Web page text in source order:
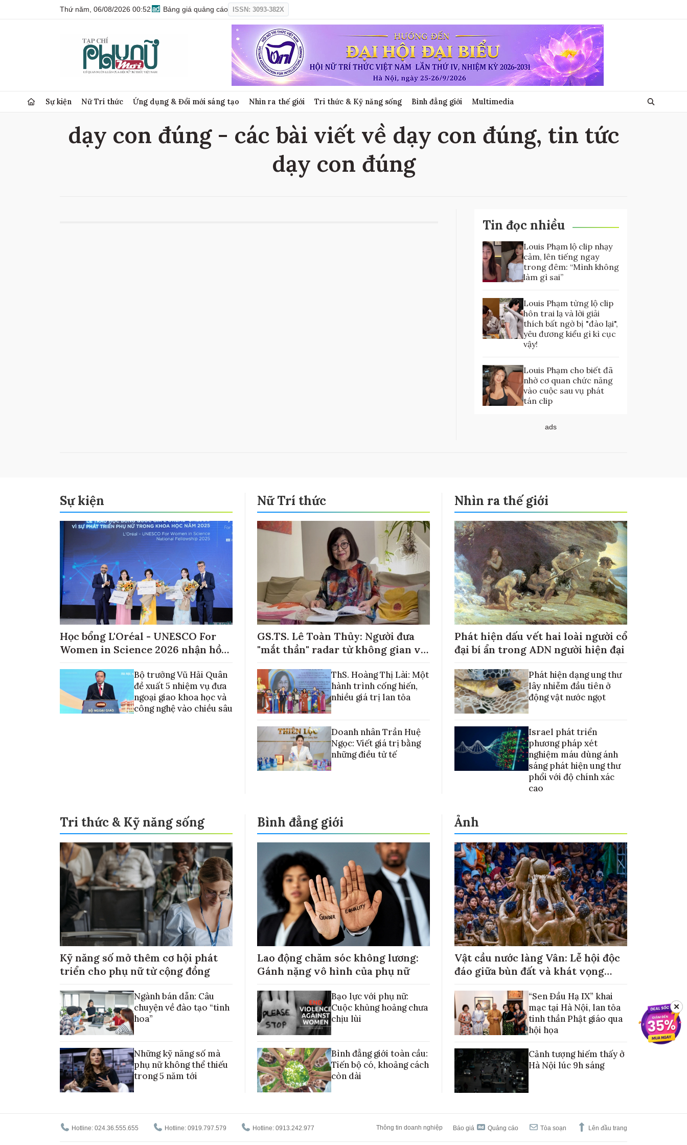
Thứ năm, 06/08/2026 00:52 Bảng giá quảng cáo ISSN: 3093-382X
Sự kiện Nữ Trí thức Ứng dụng & Đổi mới sáng tạo Nhìn ra thế giới Tri thức & Kỹ năng sống Bình đẳng giới Multimedia
dạy con đúng - các bài viết về dạy con đúng, tin tức
dạy con đúng
Tin đọc nhiều
Louis Phạm lộ clip nhạy
cảm, lên tiếng ngay
trong đêm: “Mình không
làm gì sai”
Louis Phạm từng lộ clip
hôn trai lạ và lời giải
thích bất ngờ bị "đào lại",
yêu đương kiểu gì kì cục
vậy!
Louis Phạm cho biết đã
nhờ cơ quan chức năng
vào cuộc sau vụ phát
tán clip
ads
Sự kiện
Học bổng L'Oréal - UNESCO For
Women in Science 2026 nhận hồ
Bộ trưởng Vũ Hải Quân
đề xuất 5 nhiệm vụ đưa
ngoại giao khoa học và
công nghệ vào chiều sâu
Nữ Trí thức
GS.TS. Lê Toàn Thủy: Người đưa
"mắt thần" radar từ không gian về
ThS. Hoàng Thị Lài: Một
hành trình cống hiến,
nhiều giá trị lan tỏa
Doanh nhân Trần Huệ
Ngọc: Viết giá trị bằng
những điều tử tế
Nhìn ra thế giới
Phát hiện dấu vết hai loài người cổ
đại bí ẩn trong ADN người hiện đại
Phát hiện dạng ung thư
lây nhiễm đầu tiên ở
động vật nước ngọt
Israel phát triển
phương pháp xét
nghiệm máu dùng ánh
sáng phát hiện ung thư
phổi với độ chính xác
cao
Tri thức & Kỹ năng sống
Kỹ năng số mở thêm cơ hội phát
triển cho phụ nữ từ cộng đồng
Ngành bán dẫn: Câu
chuyện về đào tạo “tinh
hoa”
Những kỹ năng số mà
phụ nữ không thể thiếu
trong 5 năm tới
Bình đẳng giới
Lao động chăm sóc không lương:
Gánh nặng vô hình của phụ nữ
Bạo lực với phụ nữ:
Cuộc khủng hoảng chưa
chịu lùi
Bình đẳng giới toàn cầu:
Tiến bộ có, khoảng cách
còn dài
Ảnh
Vật cầu nước làng Vân: Lễ hội độc
đáo giữa bùn đất và khát vọng
“Sen Đầu Hạ IX” khai
mạc tại Hà Nội, lan tỏa
tinh thần Phật giáo qua
hội họa
Cảnh tượng hiếm thấy ở
Hà Nội lúc 9h sáng
Hotline: 024.36.555.655 Hotline: 0919.797.579 Hotline: 0913.242.977 Thông tin doanh nghiệp Báo giá Quảng cáo Tòa soạn Lên đầu trang
✕